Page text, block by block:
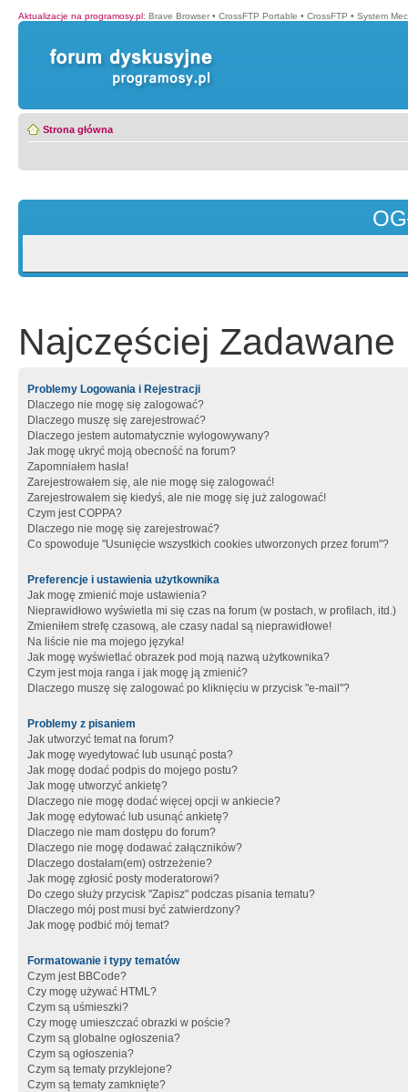
Aktualizacje na programosy.pl: Brave Browser • CrossFTP Portable • CrossFTP • System
Strona główna
Najczęściej Zadawane
Problemy Logowania i Rejestracji
Dlaczego nie mogę się zalogować?
Dlaczego muszę się zarejestrować?
Dlaczego jestem automatycznie wylogowywany?
Jak mogę ukryć moją obecność na forum?
Zapomniałem hasła!
Zarejestrowałem się, ale nie mogę się zalogować!
Zarejestrowałem się kiedyś, ale nie mogę się już zalogować!
Czym jest COPPA?
Dlaczego nie mogę się zarejestrować?
Co spowoduje "Usunięcie wszystkich cookies utworzonych przez forum"?
Preferencje i ustawienia użytkownika
Jak mogę zmienić moje ustawienia?
Nieprawidłowo wyświetla mi się czas na forum (w postach, w profilach, itd.)
Zmieniłem strefę czasową, ale czasy nadal są nieprawidłowe!
Na liście nie ma mojego języka!
Jak mogę wyświetlać obrazek pod moją nazwą użytkownika?
Czym jest moja ranga i jak mogę ją zmienić?
Dlaczego muszę się zalogować po kliknięciu w przycisk "e-mail"?
Problemy z pisaniem
Jak utworzyć temat na forum?
Jak mogę wyedytować lub usunąć posta?
Jak mogę dodać podpis do mojego postu?
Jak mogę utworzyć ankietę?
Dlaczego nie mogę dodać więcej opcji w ankiecie?
Jak mogę edytować lub usunąć ankietę?
Dlaczego nie mam dostępu do forum?
Dlaczego nie mogę dodawać załączników?
Dlaczego dostałam(em) ostrzeżenie?
Jak mogę zgłosić posty moderatorowi?
Do czego służy przycisk "Zapisz" podczas pisania tematu?
Dlaczego mój post musi być zatwierdzony?
Jak mogę podbić mój temat?
Formatowanie i typy tematów
Czym jest BBCode?
Czy mogę używać HTML?
Czym są uśmieszki?
Czy mogę umieszczać obrazki w poście?
Czym są globalne ogłoszenia?
Czym są ogłoszenia?
Czym są tematy przyklejone?
Czym są tematy zamknięte?